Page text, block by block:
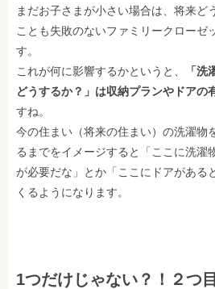
まだお子さまが小さい場合は、将来ど
ことも失敗のないファミリークローゼ
す。
これが何に影響するかというと、
「
どうするか？」は収納プランやドアの
すね。
今の住まい（将来の住まい）の洗濯物
るまでをイメージすると「ここに洗濯
が必要だな」とか「ここにドアがある
くるようになります。
1つだけじゃない？！２つ